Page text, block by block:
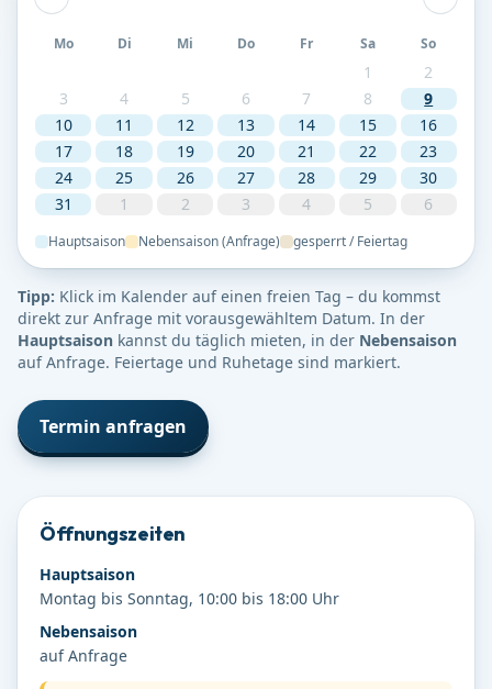
Mo Di Mi Do Fr Sa So
1
2
3
4 5 6 7 8
9
10
11 12 13 14 15
16
17
18 19 20 21 22
23
24
25 26 27 28 29
30
31
1 2 3 4 5 6
Hauptsaison Nebensaison (Anfrage) gesperrt / Feiertag
Tipp: Klick im Kalender auf einen freien Tag – du kommst
direkt zur Anfrage mit vorausgewähltem Datum. In der
Hauptsaison kannst du täglich mieten, in der Nebensaison
auf Anfrage. Feiertage und Ruhetage sind markiert.
Termin anfragen
Öffnungszeiten
Hauptsaison
Montag bis Sonntag, 10:00 bis 18:00 Uhr
Nebensaison
auf Anfrage